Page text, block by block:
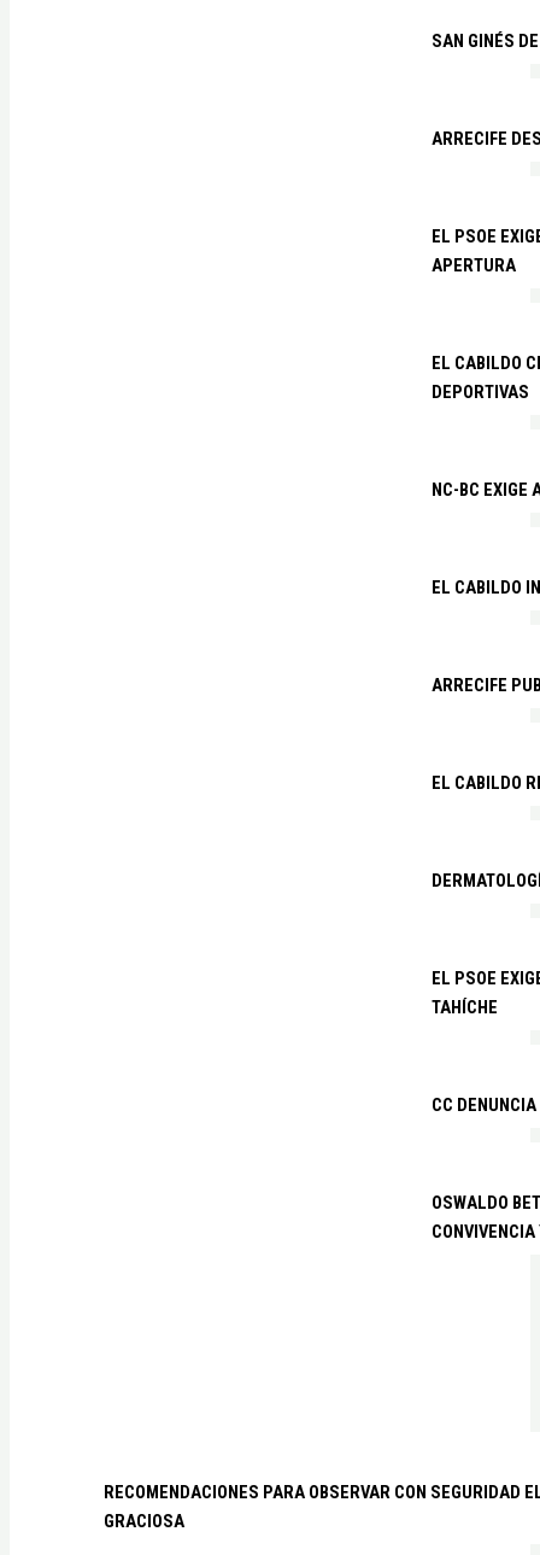
SAN GINÉS
ARRECIFE
EL PSOE
APERTURA
EL CABILDO
DEPORTIVAS
NC-BC EXIGE
EL CABILDO
ARRECIFE
EL CABILDO
EL PSOE
TAHÍCHE
CC
OSWALDO
RECOMENDACIONES PARA OBSERVAR CON SEGURIDAD
GRACIOSA